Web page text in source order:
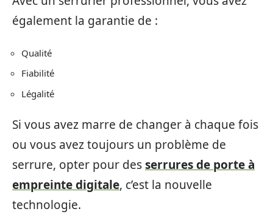
également la garantie de :
Qualité
Fiabilité
Légalité
Si vous avez marre de changer à chaque fois
ou vous avez toujours un problème de
serrure, opter pour desserrures de porte à
empreinte digitale, c’est la nouvelle
technologie.